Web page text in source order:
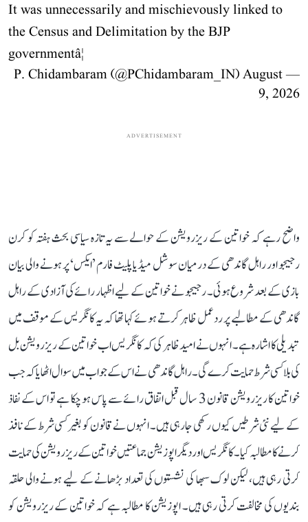
It was unnecessarily and mischievously linked to
the Census and Delimitation by the BJP
governmentâ¦
— P. Chidambaram (@PChidambaram_IN)
August
9, 2026
ADVERTISEMENT
واضح رہے کہ خواتین کے ریزرویشن کے حوالے سے یہ تازہ سیاسی بحث ہفتہ کو کرن
رجیجو اور راہل گاندھی کے درمیان سوشل میڈیا پلیٹ فارم ’ایکس‘ پر ہونے والی بیان
بازی کے بعد شروع ہوئی۔ رجیجو نے خواتین کے لیے اظہار رائے کی آزادی کے راہل
گاندھی کے مطالبے پر ردعمل ظاہر کرتے ہوئے کہا تھا کہ یہ کانگریس کے موقف میں
تبدیلی کا اشارہ ہے۔ انہوں نے امید ظاہر کی کہ کانگریس اب خواتین کے ریزرویشن بل
کی بلا کسی شرط حمایت کرے گی۔ راہل گاندھی نے اس کے جواب میں سوال اٹھایا کہ جب
خواتین کا ریزرویشن قانون 3 سال قبل اتفاق رائے سے پاس ہو چکا ہے تو اس کے نفاذ
کے لیے نئی شرطیں کیوں رکھی جا رہی ہیں۔ انہوں نے قانون کو بغیر کسی شرط کے نافذ
کرنے کا مطالبہ کیا۔ کانگریس اور دیگر اپوزیشن جماعتیں خواتین کے ریزرویشن کی حمایت
کرتی رہی ہیں، لیکن لوک سبھا کی نشستوں کی تعداد بڑھانے کے لیے ہونے والی حلقہ
بندیوں کی مخالفت کرتی رہی ہیں۔ اپوزیشن کا مطالبہ ہے کہ خواتین کے ریزرویشن کو